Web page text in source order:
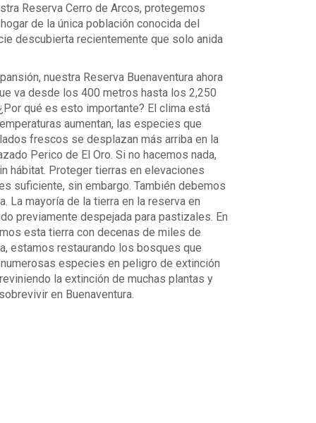
Reserva Cerro de Arcos, protegemos
de la única población conocida del
descubierta recientemente que solo anida
nuestra Reserva Buenaventura ahora
va desde los 400 metros hasta los 2,250
qué es esto importante? El clima está
aumentan, las especies que
frescos se desplazan más arriba en la
Perico de El Oro. Si no hacemos nada,
hábitat. Proteger tierras en elevaciones
suficiente, sin embargo. También debemos
La mayoría de la tierra en la reserva en
previamente despejada para pastizales. En
esta tierra con decenas de miles de
estamos restaurando los bosques que
especies en peligro de extinción
la extinción de muchas plantas y
en Buenaventura.